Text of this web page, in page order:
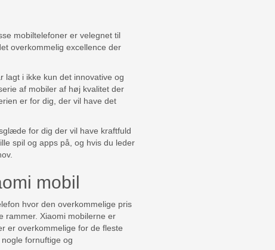
mobiltelefoner er velegnet til
overkommelig excellence der
lagt i ikke kun det innovative og
af mobiler af høj kvalitet der
er for dig, der vil have det
for dig der vil have kraftfuld
spil og apps på, og hvis du leder
mobil
hvor den overkommelige pris
rammer. Xiaomi mobilerne er
er overkommelige for de fleste
fornuftige og